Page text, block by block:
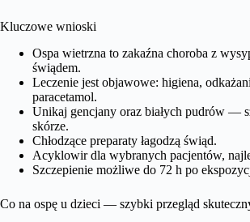
Kluczowe wnioski
Ospa wietrzna to zakaźna choroba z
świądem.
Leczenie jest objawowe: higiena,
paracetamol.
Unikaj gencjany oraz białych pudrów —
skórze.
Chłodzące preparaty łagodzą świąd.
Acyklowir dla wybranych pacjentów,
Szczepienie możliwe do 72 h po
Co na ospę u dzieci — szybki przegląd